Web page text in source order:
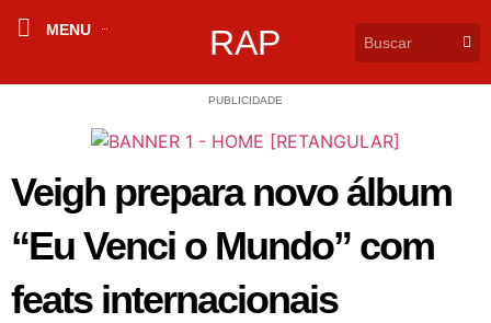
MENU RAP
PUBLICIDADE
Veigh prepara novo álbum
“Eu Venci o Mundo” com
feats internacionais